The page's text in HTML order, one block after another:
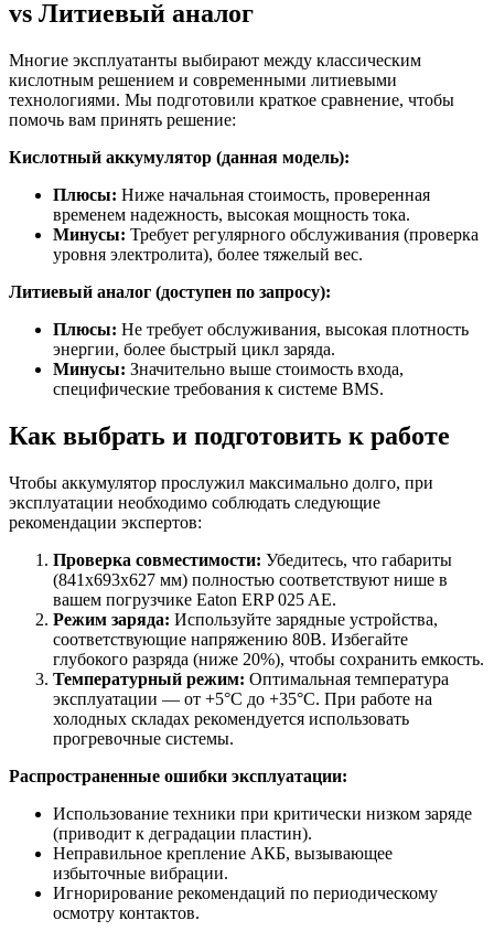
vs Литиевый аналог
Многие эксплуатанты выбирают между классическим
кислотным решением и современными литиевыми
технологиями. Мы подготовили краткое сравнение, чтобы
помочь вам принять решение:
Кислотный аккумулятор (данная модель):
Плюсы: Ниже начальная стоимость, проверенная
временем надежность, высокая мощность тока.
Минусы: Требует регулярного обслуживания (проверка
уровня электролита), более тяжелый вес.
Литиевый аналог (доступен по запросу):
Плюсы: Не требует обслуживания, высокая плотность
энергии, более быстрый цикл заряда.
Минусы: Значительно выше стоимость входа,
специфические требования к системе BMS.
Как выбрать и подготовить к работе
Чтобы аккумулятор прослужил максимально долго, при
эксплуатации необходимо соблюдать следующие
рекомендации экспертов:
Проверка совместимости: Убедитесь, что габариты
(841x693x627 мм) полностью соответствуют нише в
вашем погрузчике Eaton ERP 025 AE.
Режим заряда: Используйте зарядные устройства,
соответствующие напряжению 80В. Избегайте
глубокого разряда (ниже 20%), чтобы сохранить емкость.
Температурный режим: Оптимальная температура
эксплуатации — от +5°C до +35°C. При работе на
холодных складах рекомендуется использовать
прогревочные системы.
Распространенные ошибки эксплуатации:
Использование техники при критически низком заряде
(приводит к деградации пластин).
Неправильное крепление АКБ, вызывающее
избыточные вибрации.
Игнорирование рекомендаций по периодическому
осмотру контактов.